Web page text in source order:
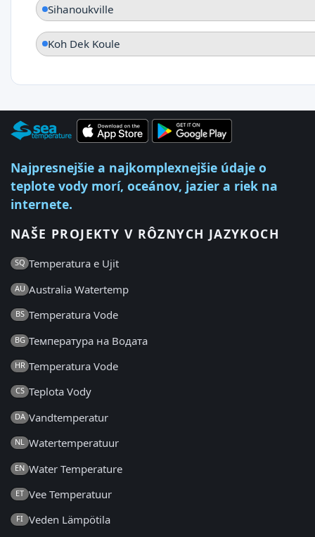
Sihanoukville
Koh Dek Koule
Najpresnejšie a najkomplexnejšie údaje o
teplote vody morí, oceánov, jazier a riek na
internete.
NAŠE PROJEKTY V RÔZNYCH JAZYKOCH
SQ Temperatura e Ujit
AU Australia Watertemp
BS Temperatura Vode
BG Температура на Водата
HR Temperatura Vode
CS Teplota Vody
DA Vandtemperatur
NL Watertemperatuur
EN Water Temperature
ET Vee Temperatuur
FI Veden Lämpötila